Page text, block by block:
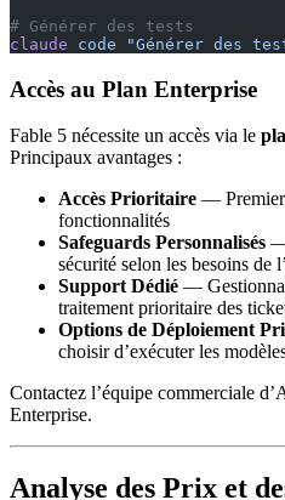
# Générer des tests
claude code "Générer des
Accès au Plan Enterprise
Fable 5 nécessite un accès via le
Principaux avantages :
Accès Prioritaire — Premier
fonctionnalités
Safeguards Personnalisés —
sécurité selon les besoins de
Support Dédié —
traitement prioritaire des
Options de Déploiement
choisir d’exécuter les
Contactez l’équipe commerciale
Enterprise.
Analyse des Prix et